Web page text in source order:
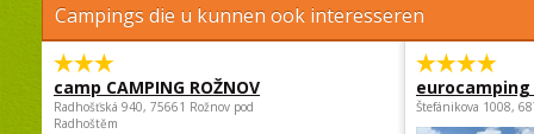
Campings die u kunnen ook interesseren
camp CAMPING ROŽNOV
Radhošťská 940, 75661 Rožnov pod
Radhoštěm
Štefánikova 1008,